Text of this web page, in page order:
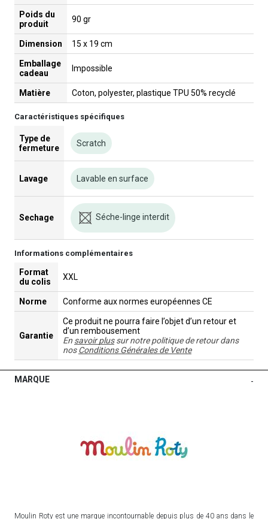
Poids du
produit
90 gr
Dimension 15 x 19 cm
Emballage
cadeau
Impossible
Matière Coton, polyester, plastique TPU 50% recyclé
Caractéristiques spécifiques
Type de
fermeture
Scratch
Lavage Lavable en surface
Sechage Séche-linge interdit
Informations complémentaires
Format
du colis
XXL
Norme Conforme aux normes européennes CE
Garantie
Ce produit ne pourra faire l’objet d’un retour et
d’un rembousement
En savoir plussur notre politique de retour dans
nosConditions Générales de Vente
MARQUE -
Moulin Roty est une marque incontournable depuis plus de 40 ans dans le